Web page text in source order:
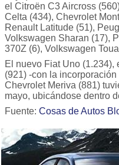
el Citroën C3 Aircross
Celta (434), Chevrolet
Renault Latitude (51),
Volkswagen Sharan (17),
370Z (6), Volkswagen
El nuevo Fiat Uno
(921) -con la
Chevrolet Meriva (881)
mayo, ubicándose dentro
Fuente: Cosas de Autos